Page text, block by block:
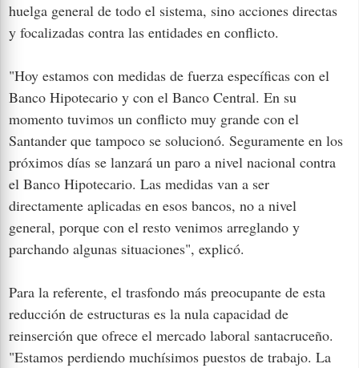
huelga general de todo el sistema, sino acciones directas
y focalizadas contra las entidades en conflicto.
"Hoy estamos con medidas de fuerza específicas con el
Banco Hipotecario y con el Banco Central. En su
momento tuvimos un conflicto muy grande con el
Santander que tampoco se solucionó. Seguramente en los
próximos días se lanzará un paro a nivel nacional contra
el Banco Hipotecario. Las medidas van a ser
directamente aplicadas en esos bancos, no a nivel
general, porque con el resto venimos arreglando y
parchando algunas situaciones", explicó.
Para la referente, el trasfondo más preocupante de esta
reducción de estructuras es la nula capacidad de
reinserción que ofrece el mercado laboral santacruceño.
"Estamos perdiendo muchísimos puestos de trabajo. La